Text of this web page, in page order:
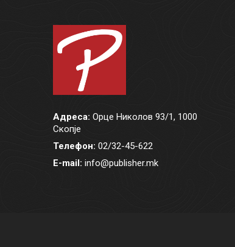
Адреса: Орце Николов 93/1, 1000
Скопје
Телефон: 02/32-45-622
E-mail: info@publisher.mk